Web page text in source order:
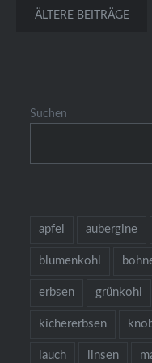
ÄLTERE BEITRÄGE
Suchen
apfel aubergine
blumenkohl
erbsen grünkohl
kichererbsen
lauch linsen